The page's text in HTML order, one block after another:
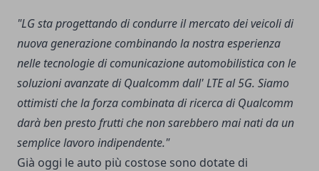
"LG sta progettando di condurre il mercato dei veicoli di
nuova generazione combinando la nostra esperienza
nelle tecnologie di comunicazione automobilistica con le
soluzioni avanzate di Qualcomm dall' LTE al 5G. Siamo
ottimisti che la forza combinata di ricerca di Qualcomm
darà ben presto frutti che non sarebbero mai nati da un
semplice lavoro indipendente."
Già oggi le auto più costose sono dotate di